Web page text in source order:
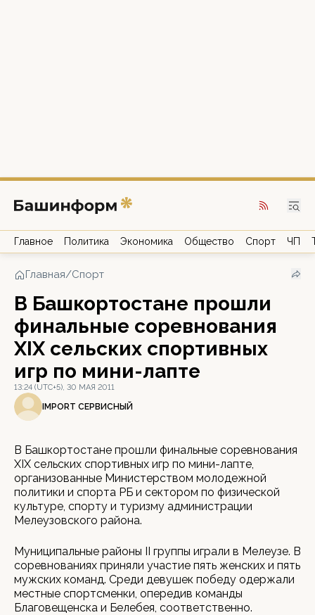
Главное Политика Экономика Общество Спорт ЧП
Главная/Спорт
В Башкортостане прошли
финальные соревнования
XIX сельских спортивных
игр по мини-лапте
13:24 (UTC+5), 30 МАЯ 2011
IMPORT СЕРВИСНЫЙ
В Башкортостане прошли финальные соревнования
XIX сельских спортивных игр по мини-лапте,
организованные Министерством молодежной
политики и спорта РБ и сектором по физической
культуре, спорту и туризму администрации
Мелеузовского района.
Муниципальные районы II группы играли в Мелеузе. В
соревнованиях приняли участие пять женских и пять
мужских команд. Среди девушек победу одержали
местные спортсменки, опередив команды
Благовещенска и Белебея, соответственно.